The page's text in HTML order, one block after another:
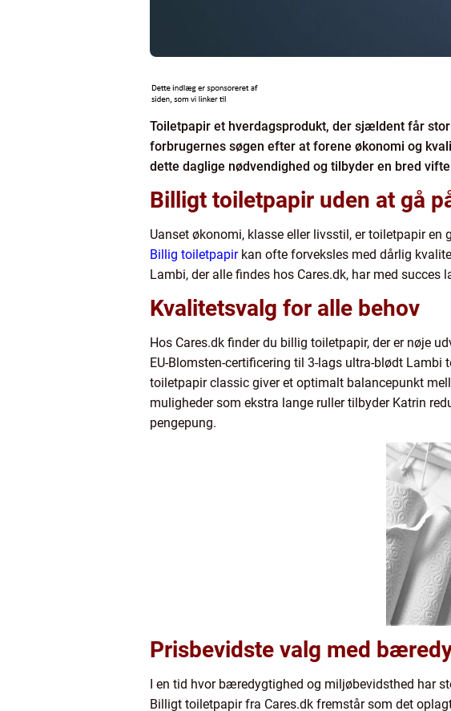
Toiletpapir et hverdagsprodukt, der sjældent får
forbrugernes søgen efter at forene økonomi og
dette daglige nødvendighed og tilbyder en bred
Billigt toiletpapir uden at gå
Uanset økonomi, klasse eller livsstil, er toiletpapir
Billig toiletpapirkan ofte forveksles med dårlig
Lambi, der alle findes hos Cares.dk, har med
Kvalitetsvalg for alle behov
Hos Cares.dk finder du billig toiletpapir, der er nøje
EU-Blomsten-certificering til 3-lags ultra-blødt
toiletpapir classic giver et optimalt balancepunkt
muligheder som ekstra lange ruller tilbyder Katrin
pengepung.
Prisbevidste valg med
I en tid hvor bæredygtighed og miljøbevidsthed har
Billigt toiletpapir fra Cares.dk fremstår som det